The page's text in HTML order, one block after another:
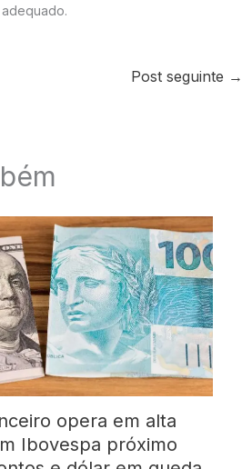
Post seguinte →
opera em alta
Ibovespa próximo